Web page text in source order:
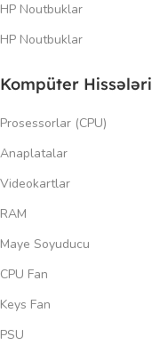
HP Noutbuklar
HP Noutbuklar
Kompüter Hissələri
Prosessorlar (CPU)
Anaplatalar
Videokartlar
RAM
Maye Soyuducu
CPU Fan
Keys Fan
PSU